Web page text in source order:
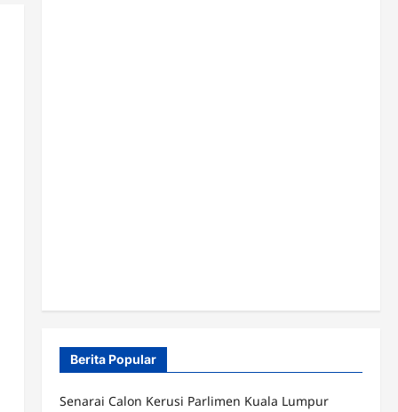
Berita Popular
Senarai Calon Kerusi Parlimen Kuala Lumpur